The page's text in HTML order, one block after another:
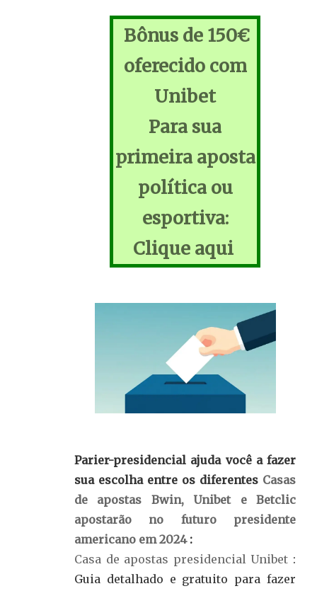
Bônus de 150€
oferecido com
Unibet
Para sua
primeira aposta
política ou
esportiva:
Clique aqui
Parier-presidencial ajuda você a fazer
sua escolha entre os diferentes Casas
de apostas Bwin, Unibet e Betclic
apostarão no futuro presidente
americano em 2024:
Casa de apostas presidencial Unibet :
Guia detalhado e gratuito para fazer